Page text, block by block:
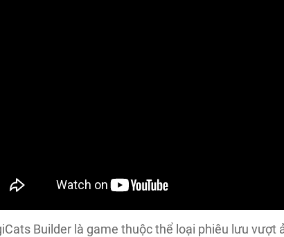
Builder là game thuộc thể loại phiêu lưu vượt